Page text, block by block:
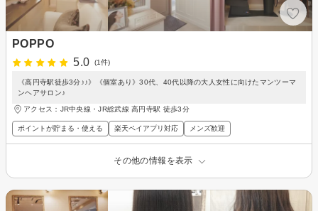
POPPO
5.0
(1件)
《高円寺駅徒歩3分♪♪》《個室あり》30代、40代以降の大人女性に向けたマンツーマ
ンヘアサロン♪
アクセス：JR中央線・JR総武線 高円寺駅 徒歩3分
ポイントが貯まる・使える 楽天ペイアプリ対応 メンズ歓迎
その他の情報を表示